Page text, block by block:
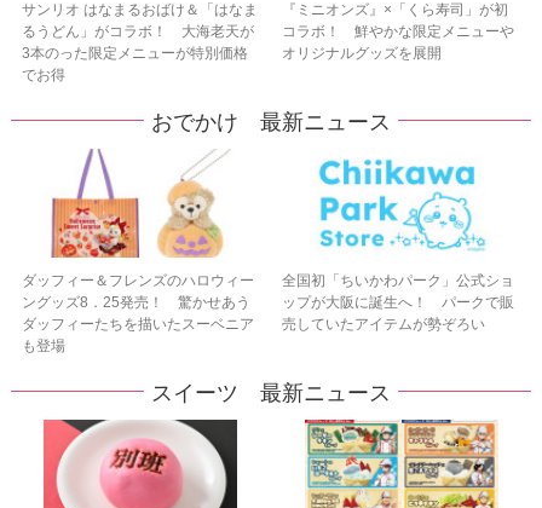
サンリオ はなまるおばけ＆「はなま
るうどん」がコラボ！ 大海老天が
3本のった限定メニューが特別価格
でお得
『ミニオンズ』×「くら寿司」が初
コラボ！ 鮮やかな限定メニューや
オリジナルグッズを展開
おでかけ 最新ニュース
ダッフィー＆フレンズのハロウィー
ングッズ8．25発売！ 驚かせあう
ダッフィーたちを描いたスーベニア
も登場
全国初「ちいかわパーク」公式ショ
ップが大阪に誕生へ！ パークで販
売していたアイテムが勢ぞろい
スイーツ 最新ニュース